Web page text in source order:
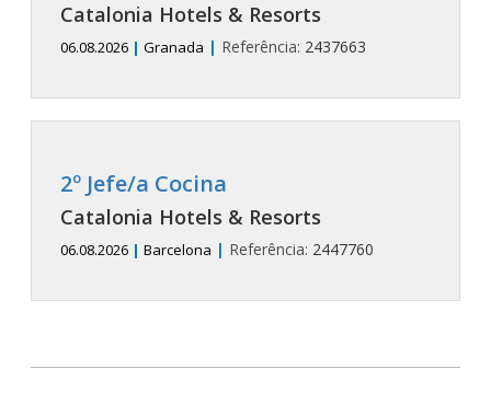
Catalonia Hotels & Resorts
06.08.2026 | Granada | Referência: 2437663
2º Jefe/a Cocina
Catalonia Hotels & Resorts
06.08.2026 | Barcelona | Referência: 2447760